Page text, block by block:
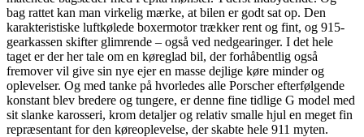
bag rattet kan man virkelig mærke, at bilen er godt sat op. Den
karakteristiske luftkølede boxermotor trækker rent og fint, og 915-
gearkassen skifter glimrende – også ved nedgearinger. I det hele
taget er der her tale om en køreglad bil, der forhåbentlig også
fremover vil give sin nye ejer en masse dejlige køre minder og
oplevelser. Og med tanke på hvorledes alle Porscher efterfølgende
konstant blev bredere og tungere, er denne fine tidlige G model med
sit slanke karosseri, krom detaljer og relativ smalle hjul en meget fin
repræsentant for den køreoplevelse, der skabte hele 911 myten.